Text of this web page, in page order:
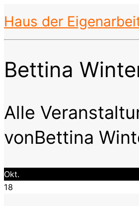
Haus der
Bettina
Alle
vonBettina
Okt.
18